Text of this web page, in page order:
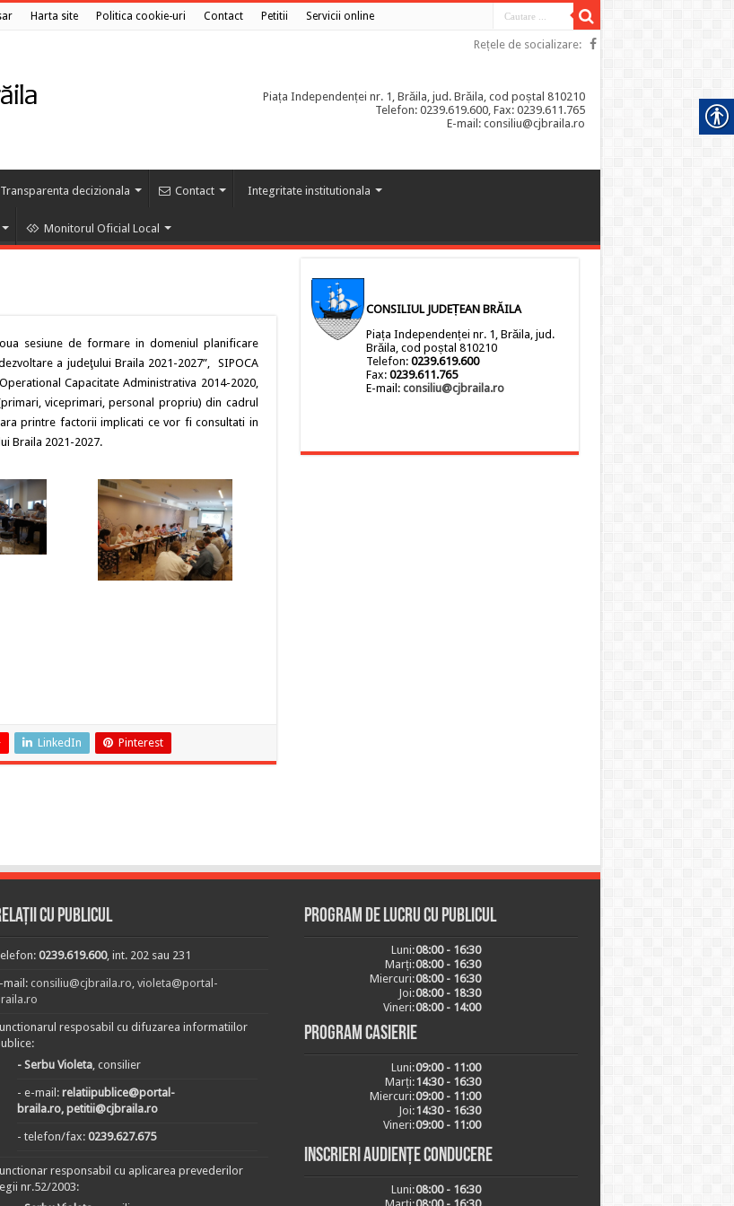
Harta site Politica cookie-uri Contact Petitii Servicii online
Rețele de socializare:
Piața Independenței nr. 1, Brăila, jud. Brăila, cod poștal 810210
Telefon: 0239.619.600, Fax: 0239.611.765
E-mail: consiliu@cjbraila.ro
Transparenta decizionala Contact Integritate institutionala
Monitorul Oficial Local
sesiune de formare in domeniul planificare
a judeţului Braila 2021-2027”, SIPOCA
Capacitate Administrativa 2014-2020,
viceprimari, personal propriu) din cadrul
printre factorii implicati ce vor fi consultati in
Braila 2021-2027.
LinkedIn Pinterest
CONSILIUL JUDEȚEAN BRĂILA
Piața Independenței nr. 1, Brăila, jud.
Brăila, cod poștal 810210
Telefon: 0239.619.600
Fax: 0239.611.765
E-mail: consiliu@cjbraila.ro
cu publicul
0239.619.600, int. 202 sau 231
mail:consiliu@cjbraila.ro,violeta@portal-
resposabil cu difuzarea informatiilor
- Serbu Violeta, consilier
- e-mail:relatiipublice@portal-
braila.ro, petitii@cjbraila.ro
- telefon/fax:0239.627.675
responsabil cu aplicarea prevederilor
nr.52/2003:
Program de lucru cu publicul
Luni:08:00 - 16:30
Marți:08:00 - 16:30
Miercuri:08:00 - 16:30
Joi:08:00 - 18:30
Vineri:08:00 - 14:00
Program casierie
Luni:09:00 - 11:00
Marți:14:30 - 16:30
Miercuri:09:00 - 11:00
Joi:14:30 - 16:30
Vineri:09:00 - 11:00
Inscrieri audiențe conducere
Luni:08:00 - 16:30